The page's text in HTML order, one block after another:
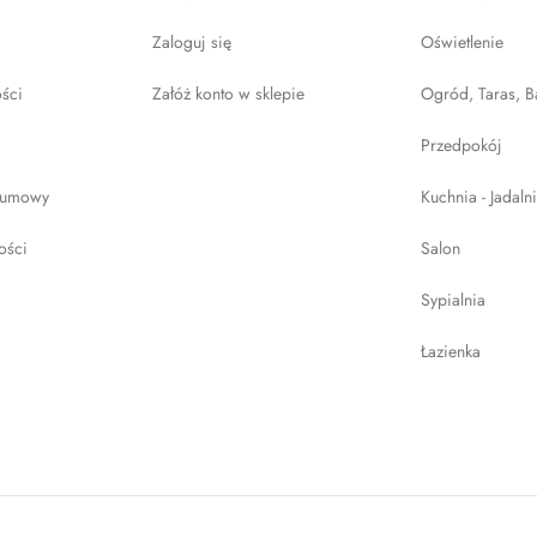
Zaloguj się
Załóż konto w sklepie
Oświetlenie
Ogród, Taras,
Przedpokój
Kuchnia -
Salon
Sypialnia
Łazienka